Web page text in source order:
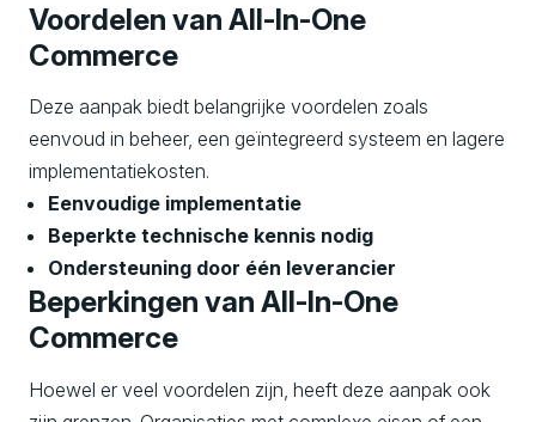
Voordelen van All-In-One
Commerce
Deze aanpak biedt belangrijke voordelen zoals
eenvoud in beheer, een geïntegreerd systeem en lagere
implementatiekosten.
Eenvoudige implementatie
Beperkte technische kennis nodig
Ondersteuning door één leverancier
Beperkingen van All-In-One
Commerce
Hoewel er veel voordelen zijn, heeft deze aanpak ook